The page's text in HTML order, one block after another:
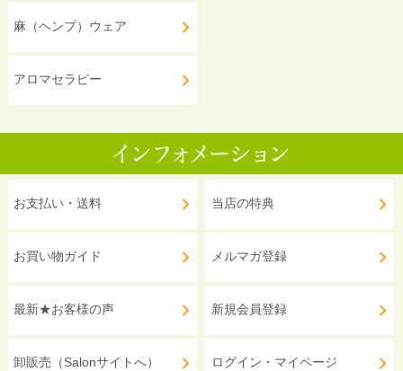
麻（ヘンプ）ウェア
アロマセラピー
お支払い・送料
お買い物ガイド
最新★お客様の声
卸販売（Salonサイトへ）
当店の特典
メルマガ登録
新規会員登録
ログイン・マイページ